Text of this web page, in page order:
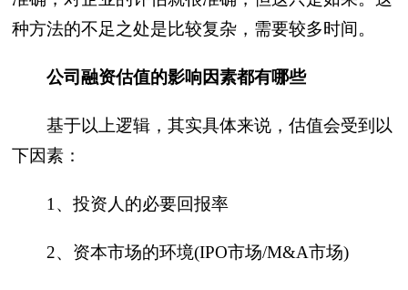
种方法的不足之处是比较复杂，需要较多时间。
公司融资估值的影响因素都有哪些
基于以上逻辑，其实具体来说，估值会受到以
下因素：
1、投资人的必要回报率
2、资本市场的环境(IPO市场/M&A市场)